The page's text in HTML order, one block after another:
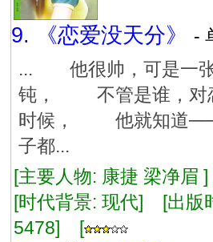
9. 《恋爱没天分》
-
... 他很帅，可是一
钝， 不管是谁，对
时候， 他就知道──
子都...
[主要人物: 康捷 梁净
[时代背景: 现代] [出
5478] [